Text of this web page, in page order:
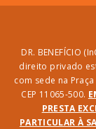
DR. BENEFÍCIO
direito privado
com sede na
CEP 11065-500.
PRESTA
PARTICULAR À